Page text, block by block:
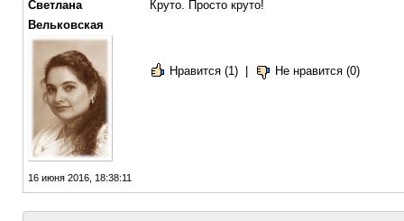
Светлана
Вельковская
16 июня 2016, 18:38:11
Круто. Просто круто!
Нравится (1) Не нравится (0)